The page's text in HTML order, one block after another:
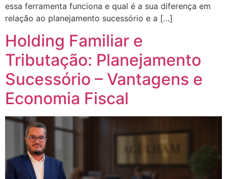
essa ferramenta funciona e qual é a sua diferença em
relação ao planejamento sucessório e a […]
Holding Familiar e
Tributação: Planejamento
Sucessório – Vantagens e
Economia Fiscal